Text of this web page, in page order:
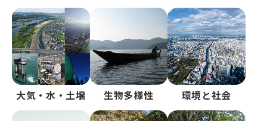
大気・水・土壌 生物多様性 環境と社会